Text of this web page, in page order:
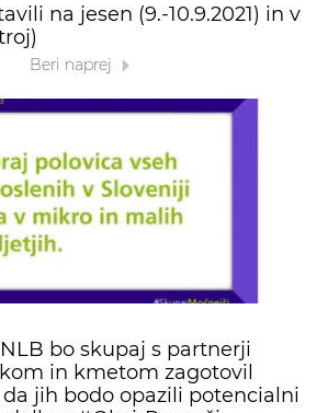
na jesen (9.-10.9.2021) in v
Beri naprej
bo skupaj s partnerji
in kmetom zagotovil
jih bodo opazili potencialni